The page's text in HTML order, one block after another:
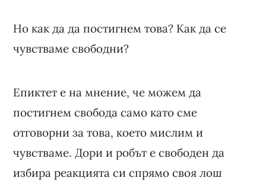
Но как да да постигнем това? Как да се
чувстваме свободни?
Епиктет е на мнение, че можем да
постигнем свобода само като сме
отговорни за това, което мислим и
чувстваме. Дори и робът е свободен да
избира реакцията си спрямо своя лош